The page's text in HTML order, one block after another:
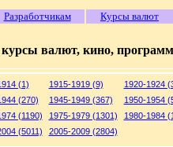
Разработчикам Курсы валют
курсы валют, кино,
(1) 1915-1919 (9)
1920-1924
(270)
1945-1949 (367)
1950-1954
(1190)
1975-1979 (1301)
1980-1984
(5011)
2005-2009 (2804)